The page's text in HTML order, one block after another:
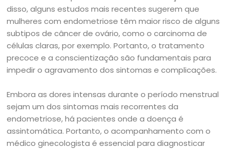
disso, alguns estudos mais recentes sugerem que
mulheres com endometriose têm maior risco de alguns
subtipos de câncer de ovário, como o carcinoma de
células claras, por exemplo. Portanto, o tratamento
precoce e a conscientização são fundamentais para
impedir o agravamento dos sintomas e complicações.
Embora as dores intensas durante o período menstrual
sejam um dos sintomas mais recorrentes da
endometriose, há pacientes onde a doença é
assintomática. Portanto, o acompanhamento com o
médico ginecologista é essencial para diagnosticar